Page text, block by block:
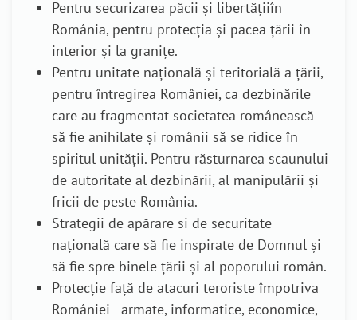
Pentru securizarea păcii și libertățiiîn
România, pentru protecția și pacea țării în
interior și la granițe.
Pentru unitate națională și teritorială a țării,
pentru întregirea României, ca dezbinările
care au fragmentat societatea românească
să fie anihilate și românii să se ridice în
spiritul unității. Pentru răsturnarea scaunului
de autoritate al dezbinării, al manipulării și
fricii de peste România.
Strategii de apărare si de securitate
națională care să fie inspirate de Domnul și
să fie spre binele țării și al poporului român.
Protecție față de atacuri teroriste împotriva
României -armate, informatice, economice,